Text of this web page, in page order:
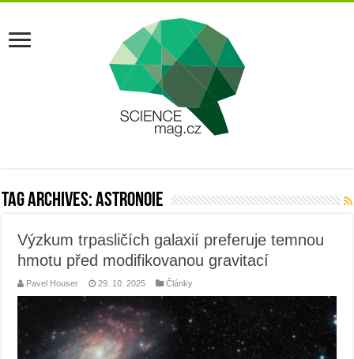
Tag Archives:astronoie
Výzkum trpasličích galaxií preferuje temnou
hmotu před modifikovanou gravitací
Pavel Houser 29. 10. 2025 Články